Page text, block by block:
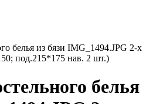
белья из бязи IMG_1494.JPG 2-х
под.215*175 нав. 2 шт.)
белья